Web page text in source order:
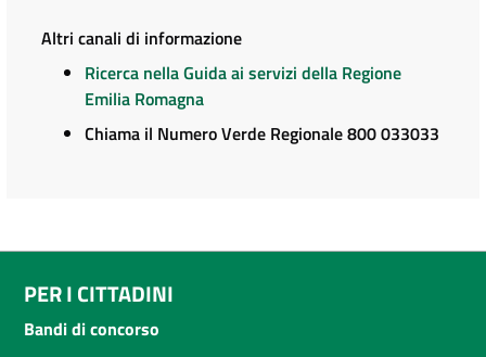
Altri canali di informazione
Ricerca nella Guida ai servizi della Regione
Emilia Romagna
Chiama il Numero Verde Regionale 800 033033
PER I CITTADINI
Bandi di concorso